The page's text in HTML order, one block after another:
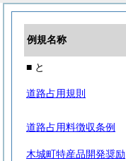
例規名称
■ と
道路占用規則
道路占用料徴収条例
木城町特産品開発奨励